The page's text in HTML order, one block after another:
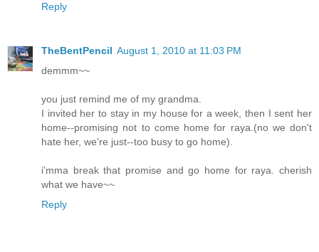
Reply
TheBentPencil August 1, 2010 at 11:03 PM
demmm~~
you just remind me of my grandma.
I invited her to stay in my house for a week, then I sent her
home--promising not to come home for raya.(no we don't
hate her, we're just--too busy to go home).
i'mma break that promise and go home for raya. cherish
what we have~~
Reply